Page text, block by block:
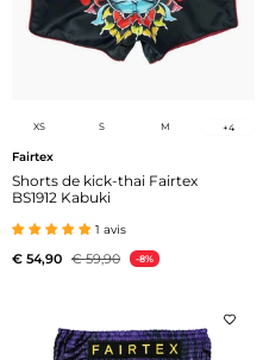
XS S M +4
Fairtex
Shorts de kick-thai Fairtex
BS1912 Kabuki
1 avis
€ 54,90 € 59,90 -8%